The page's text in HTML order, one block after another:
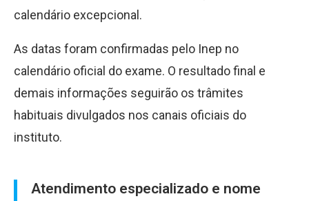
calendário excepcional.
As datas foram confirmadas pelo Inep no
calendário oficial do exame. O resultado final e
demais informações seguirão os trâmites
habituais divulgados nos canais oficiais do
instituto.
Atendimento especializado e nome